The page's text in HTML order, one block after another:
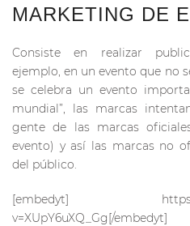
MARKETING DE
Consiste en realizar
ejemplo, en un evento que no
se celebra un evento
mundial”, las marcas
gente de las marcas
evento) y así las marcas no
del público.
[embedyt] https://
v=XUpY6uXQ_Gg[/embedyt]